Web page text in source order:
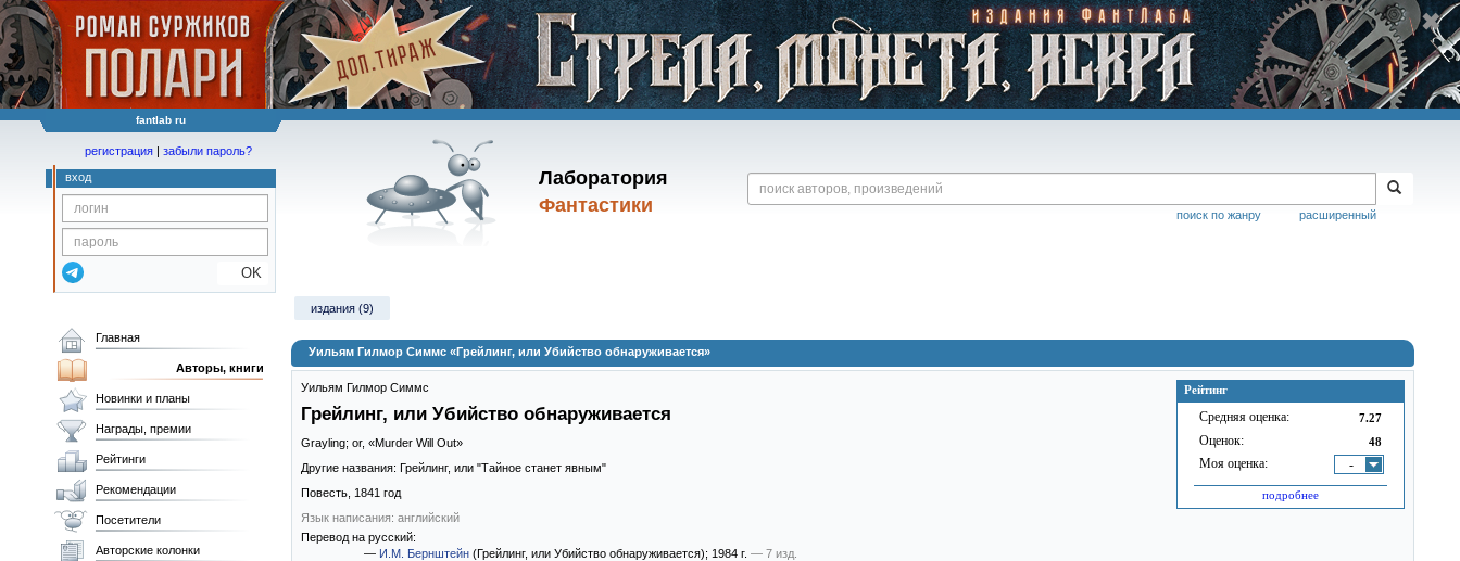
fantlab ru
Лаборатория
Фантастики
расширенный
поиск по жанру
регистрация | забыли пароль?
вход
OK
издания (9)
Уильям Гилмор Симмс «Грейлинг, или Убийство обнаруживается»
Рейтинг
Средняя оценка: 7.27
Оценок: 48
Моя оценка: -
подробнее
Уильям Гилмор Симмс
Грейлинг, или Убийство обнаруживается
Grayling; or, «Murder Will Out»
Другие названия: Грейлинг, или "Тайное станет явным"
Повесть, 1841 год
Язык написания: английский
Перевод на русский:
— И.М. Бернштейн (Грейлинг, или Убийство обнаруживается); 1984 г. — 7 изд.
Главная
Авторы, книги
Новинки и планы
Награды, премии
Рейтинги
Рекомендации
Посетители
Авторские колонки